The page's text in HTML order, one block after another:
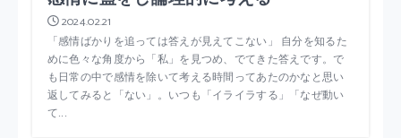
2024.02.21
「感情ばかりを追っては答えが見えてこない」 自分を知るた
めに色々な角度から「私」を見つめ、でてきた答えです。で
も日常の中で感情を除いて考える時間ってあたのかなと思い
返してみると「ない」。いつも「イライラする」「なぜ動い
て...